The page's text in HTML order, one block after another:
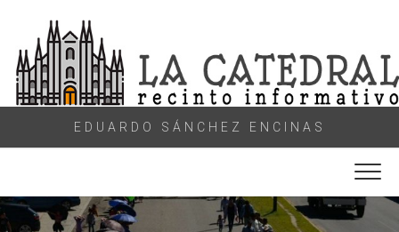
content
EDUARDO SÁNCHEZ ENCINAS